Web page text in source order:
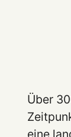
Über
eine